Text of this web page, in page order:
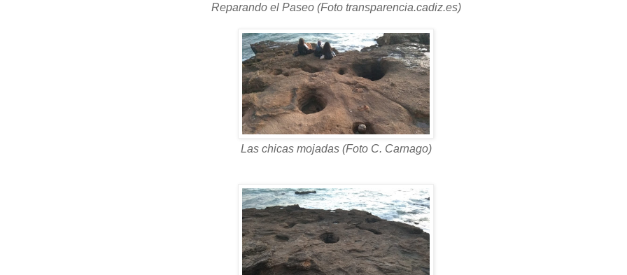
Reparando el Paseo (Foto transparencia.cadiz.es)
Las chicas mojadas (Foto C. Carnago)